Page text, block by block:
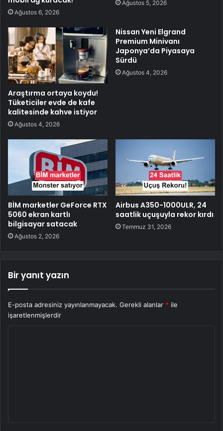
Ağustos 6, 2026
Ağustos 5, 2026
Araştırma ortaya koydu!
Tüketiciler evde de kafe
kalitesinde kahve istiyor
Ağustos 4, 2026
Nissan Yeni Elgrand
Premium Minivanı
Japonya’da Piyasaya
Sürdü
Ağustos 4, 2026
BİM marketler GeForce RTX
5060 ekran kartlı
bilgisayar satacak
Ağustos 2, 2026
Airbus A350-1000ULR, 24
saatlik uçuşuyla rekor kırdı
Temmuz 31, 2026
Bir yanıt yazın
E-posta adresiniz yayınlanmayacak. Gerekli alanlar * ile
işaretlenmişlerdir